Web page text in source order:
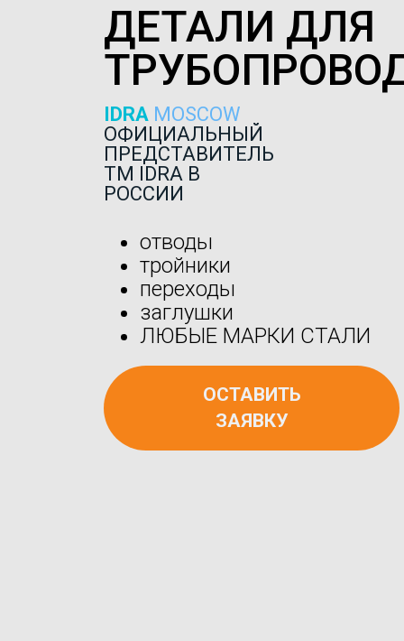
ДЕТАЛИ ДЛЯ
IDRA MOSCOW
ОФИЦИАЛЬНЫЙ
ПРЕДСТАВИТЕЛЬ
ТМ IDRA В
РОССИИ
отводы
тройники
переходы
заглушки
ЛЮБЫЕ МАРКИ СТАЛИ
ОСТАВИТЬ
ЗАЯВКУ